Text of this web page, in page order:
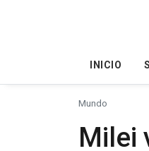
INICIO
Mundo
Milei